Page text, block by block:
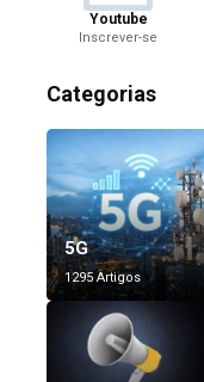
Youtube
Inscrever-se
Categorias
5G
1295 Artigos